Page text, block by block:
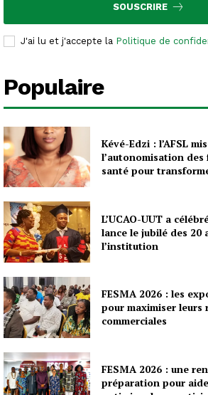
SOUSCRIRE
J'ai lu et j'accepte la Politique de
Populaire
Kévé-Edzi : l’AFSL
l’autonomisation des
santé pour
L’UCAO-UUT a
lance le jubilé des 20
l’institution
FESMA 2026 : les
pour maximiser leurs
commerciales
FESMA 2026 : une
préparation pour